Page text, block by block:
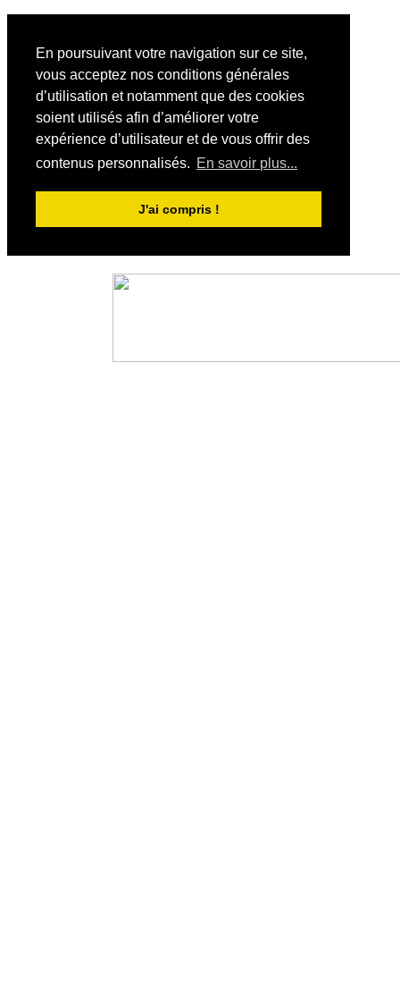
En poursuivant votre navigation sur ce site,
vous acceptez nos conditions générales
d’utilisation et notamment que des cookies
soient utilisés afin d’améliorer votre
expérience d’utilisateur et de vous offrir des
contenus personnalisés. En savoir plus...
J'ai compris !